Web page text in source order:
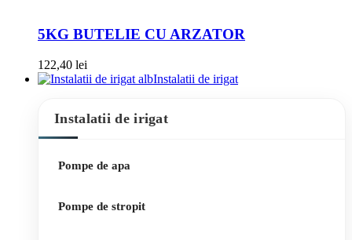
5KG BUTELIE CU ARZATOR
122,40 lei
Instalatii de irigat
Instalatii de irigat
Pompe de apa
Pompe de stropit